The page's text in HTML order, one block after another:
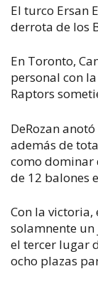
El turco Ersan
derrota de los
En Toronto,
personal con
Raptors
DeRozan
además de
como dominar
de 12 balones
Con la victoria,
solamnente
el tercer lugar
ocho plazas